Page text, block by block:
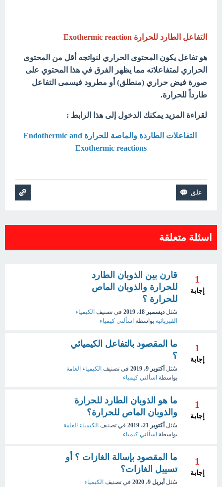
التفاعل الطارد للحرارة Exothermic reaction
هو تفاعل يكون المحتوى الحراري لنواتجه أقل من المحتوى
الحراري لمتفاعلاته مما يظهر الفرق في هذا المحتوي على
صورة فيض حراري (منطلق) أو مطرود فيسمى التفاعل
طارداً للحرارة.
لقراءة المزيد يمكنك الدخول إلى هذا الرابط :
التفاعلات الطاردة والماصة للحرارة Endothermic and
Exothermic reactions
اسئلة متعلقة
1
إجابة
قارن بين الذوبان الطارد
للحرارة والذوبان الماص
للحرارة ؟
سُئل ديسمبر 18، 2019 في تصنيف الكيمياء
الفيزيائية بواسطة اسألنى كيمياء
1
إجابة
ما المقصود بالتفاعل الكيميائي
؟
سُئل أكتوبر 9، 2019 في تصنيف الكيمياء العامة
بواسطة اسألني كيمياء
1
إجابة
ما هو الذوبان الطارد للحرارة
والذوبان الماص للحرارة؟
سُئل أكتوبر 21، 2019 في تصنيف الكيمياء العامة
بواسطة اسألني كيمياء
1
إجابة
ما المقصود بإسالة الغازات ؟ أو
تسييل الغازات؟
سُئل أبريل 9، 2020 في تصنيف الكيمياء